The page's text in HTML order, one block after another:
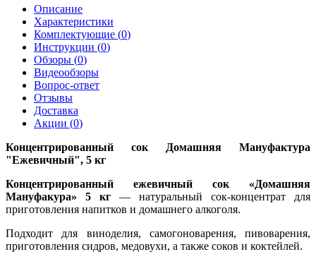
Описание
Характеристики
Комплектующие (0)
Инструкции (0)
Обзоры (0)
Видеообзоры
Вопрос-ответ
Отзывы
Доставка
Акции (0)
Концентрированный сок Домашняя Мануфактура
"Ежевичный", 5 кг
Концентрированный ежевичный сок «Домашняя
Мануфакура» 5 кг — натуральный сок-концентрат для
приготовления напитков и домашнего алкоголя.
Подходит для виноделия, самогоноварения, пивоварения,
приготовления сидров, медовухи, а также соков и коктейлей.